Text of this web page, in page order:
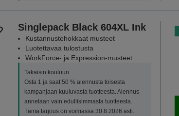
Singlepack Black 604XL Ink
Kustannustehokkaat musteet
Luotettavaa tulostusta
WorkForce- ja Expression-musteet
Takaisin kouluun
Osta 1 ja saat 50 % alennusta toisesta
kampanjaan kuuluvasta tuotteesta. Alennus
annetaan vain edullisimmasta tuotteesta.
Tämä tarjous on voimassa 30.8.2026 asti.